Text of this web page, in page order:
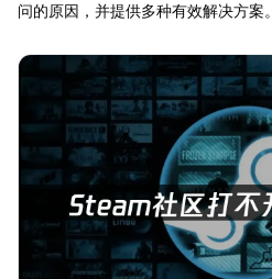
问的原因，并提供多种有效解决方案。